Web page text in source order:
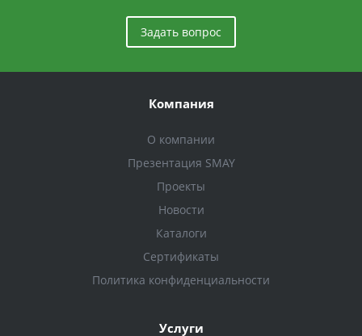
Задать вопрос
Компания
О компании
Презентация SMAY
Проекты
Новости
Каталоги
Сертификаты
Политика конфиденциальности
Услуги